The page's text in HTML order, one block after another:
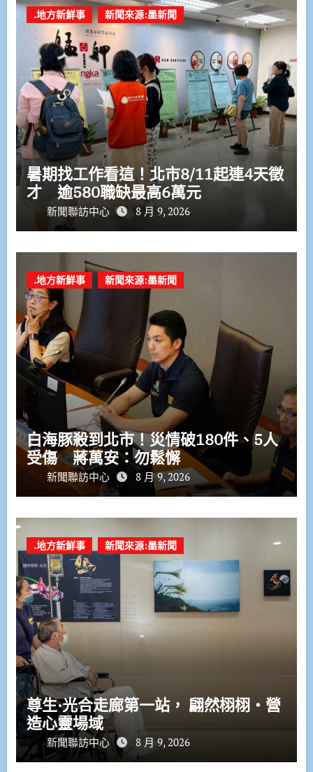
.地方新鮮事 新聞來源:墨新聞
暑期找工作看這！北市8/11起連4天徵
才 逾580職缺最高6萬元
新聞聯訪中心 8 月 9, 2026
.地方新鮮事 新聞來源:墨新聞
白海豚殺到北市！災情破180件、5人
受傷 蔣萬安：勿鬆懈
新聞聯訪中心 8 月 9, 2026
.地方新鮮事 新聞來源:墨新聞
尊生·光合走廊第一站， 翩然栩栩・營
造心靈場域
新聞聯訪中心 8 月 9, 2026